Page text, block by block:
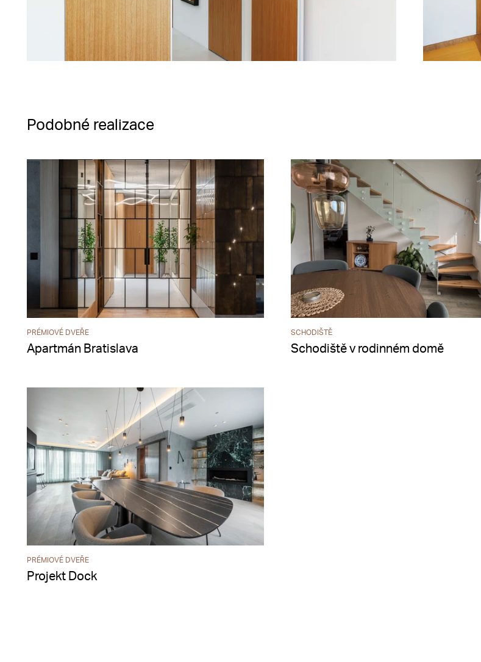
Podobné realizace
PRÉMIOVÉ DVEŘE
Apartmán Bratislava
SCHODIŠTĚ
Schodiště v rodinném domě
PRÉMIOVÉ DVEŘE
Projekt Dock